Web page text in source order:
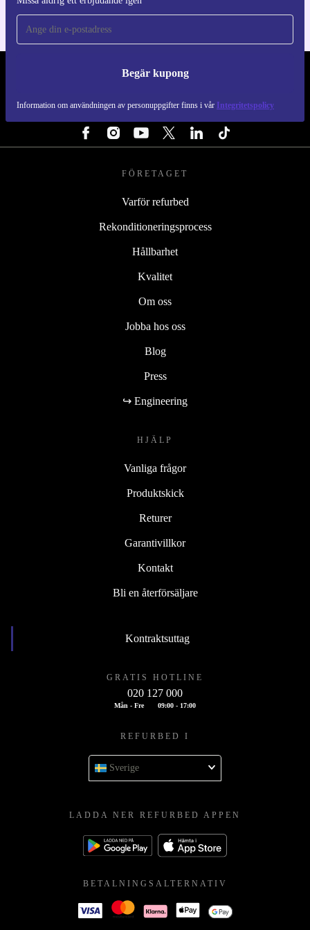
Begär kupong
Information om användningen av personuppgifter finns i vår Integritetspolicy
REFURBED SVERIGE - RETHINK NEW.
FÖLJ OSS
FÖRETAGET
Varför refurbed
Rekonditioneringsprocess
Hållbarhet
Kvalitet
Om oss
Jobba hos oss
Blog
Press
↪ Engineering
HJÄLP
Vanliga frågor
Produktskick
Returer
Garantivillkor
Kontakt
Bli en återförsäljare
Kontraktsuttag
GRATIS HOTLINE
020 127 000
Mån - Fre 09:00 - 17:00
REFURBED I
Sverige
LADDA NER REFURBED APPEN
BETALNINGSALTERNATIV